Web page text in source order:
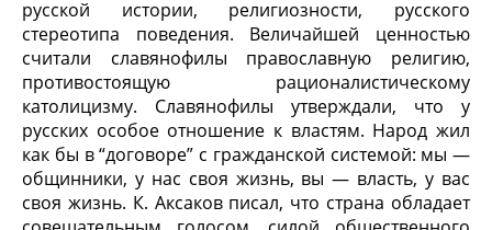
русской истории, религиозности, русского
стереотипа поведения. Величайшей ценностью
считали славянофилы православную религию,
противостоящую рационалистическому
католицизму. Славянофилы утверждали, что у
русских особое отношение к властям. Народ жил
как бы в “договоре” с гражданской системой: мы —
общинники, у нас своя жизнь, вы — власть, у вас
своя жизнь. К. Аксаков писал, что страна обладает